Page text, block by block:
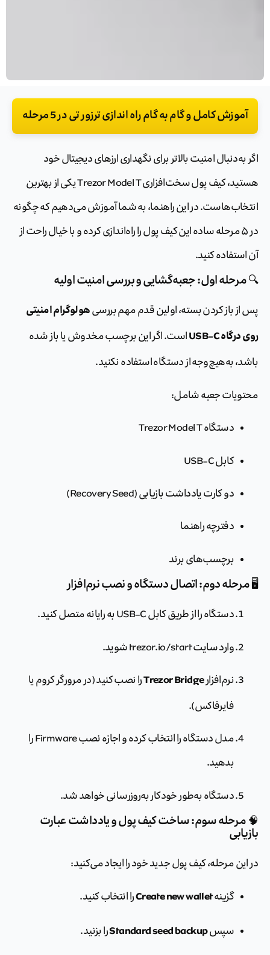
آموزش کامل و گام به گام راه اندازی ترزور تی در 5 مرحله
اگر به‌دنبال امنیت بالاتر برای نگهداری ارزهای دیجیتال خود
هستید، کیف پول سخت‌افزاری Trezor Model T یکی از بهترین
انتخاب‌هاست. در این راهنما، به شما آموزش می‌دهیم که چگونه
در ۵ مرحله ساده این کیف پول را راه‌اندازی کرده و با خیال راحت از
آن استفاده کنید.
🔍 مرحله اول: جعبه‌گشایی و بررسی امنیت اولیه
پس از باز کردن بسته، اولین قدم مهم بررسی هولوگرام امنیتی
روی درگاه USB-C
است. اگر این برچسب مخدوش یا باز شده
باشد، به‌هیچ‌وجه از دستگاه استفاده نکنید.
محتویات جعبه شامل:
دستگاه Trezor Model T
کابل USB-C
دو کارت یادداشت بازیابی (Recovery Seed)
دفترچه راهنما
برچسب‌های برند
🖥️ مرحله دوم: اتصال دستگاه و نصب نرم‌افزار
دستگاه را از طریق کابل USB-C به رایانه متصل کنید.
وارد سایتtrezor.io/start شوید.
نرم‌افزارTrezor Bridgeرا نصب کنید (در مرورگر کروم یا
فایرفاکس).
مدل دستگاه را انتخاب کرده و اجازه نصب Firmware را
بدهید.
دستگاه به‌طور خودکار به‌روزرسانی خواهد شد.
🧠 مرحله سوم: ساخت کیف پول و یادداشت عبارت
بازیابی
در این مرحله، کیف پول جدید خود را ایجاد می‌کنید:
گزینهCreate new walletرا انتخاب کنید.
سپسStandard seed backupرا بزنید.